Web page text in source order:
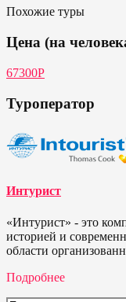
Похожие туры
Цена (на
67300P
Туроператор
Интурист
«Интурист» - это
историей и
области
Подробнее